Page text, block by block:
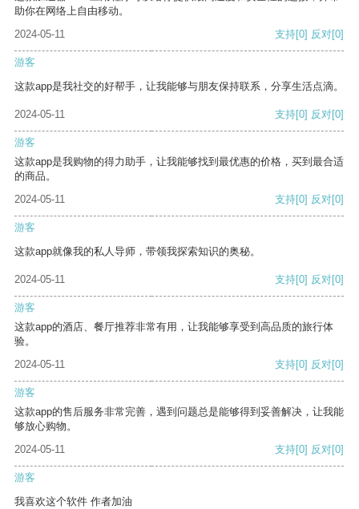
助你在网络上自由移动。
2024-05-11
支持[0] 反对[0]
游客
这款app是我社交的好帮手，让我能够与朋友保持联系，分享生活点滴。
2024-05-11 支持[0] 反对[0]
游客
这款app是我购物的得力助手，让我能够找到最优惠的价格，买到最合适
的商品。
2024-05-11
支持[0] 反对[0]
游客
这款app就像我的私人导师，带领我探索知识的奥秘。
2024-05-11 支持[0] 反对[0]
游客
这款app的酒店、餐厅推荐非常有用，让我能够享受到高品质的旅行体
验。
2024-05-11
支持[0] 反对[0]
游客
这款app的售后服务非常完善，遇到问题总是能够得到妥善解决，让我能
够放心购物。
2024-05-11
支持[0] 反对[0]
游客
我喜欢这个软件 作者加油